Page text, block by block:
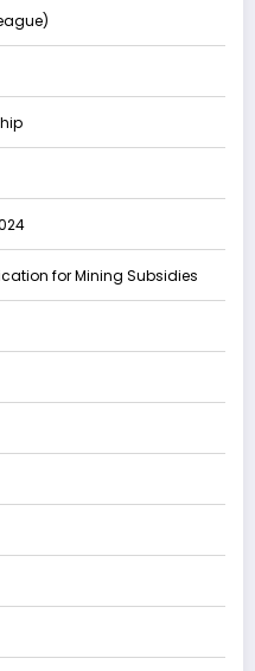
for Mining Subsidies